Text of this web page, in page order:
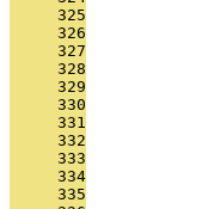
     325
     326
     327
     328
     329
     330
     331
     332
     333
     334
     335